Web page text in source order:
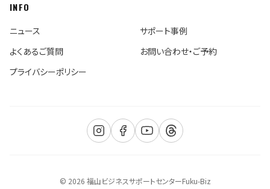
INFO
ニュース
サポート事例
よくあるご質問
お問い合わせ・ご予約
プライバシーポリシー
© 2026 福山ビジネスサポートセンターFuku-Biz